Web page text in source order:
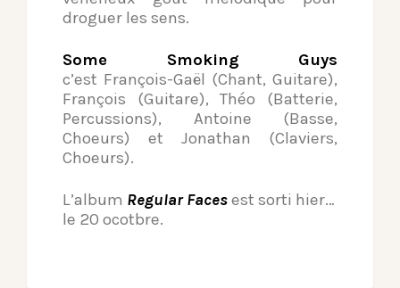
droguer les sens.
Some Smoking Guys
c’est François-Gaël (Chant, Guitare),
François (Guitare), Théo (Batterie,
Percussions), Antoine (Basse,
Choeurs) et Jonathan (Claviers,
Choeurs).
L’album Regular Facesest sorti hier…
le 20 ocotbre.